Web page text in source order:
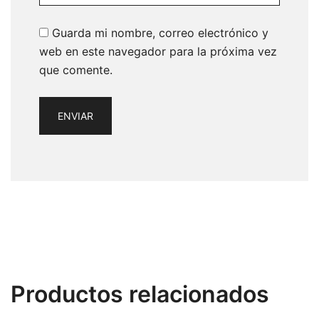
Guarda mi nombre, correo electrónico y
web en este navegador para la próxima vez
que comente.
Productos relacionados